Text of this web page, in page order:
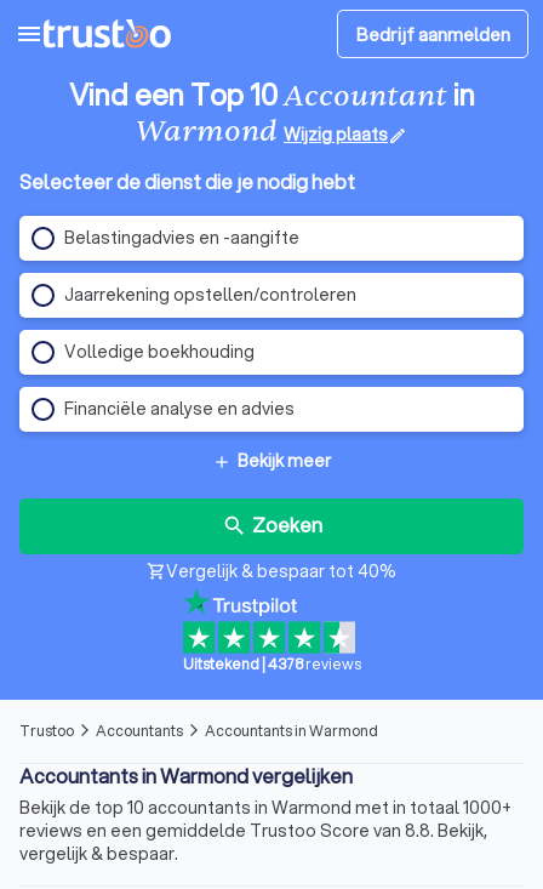
menu Bedrijf aanmelden
Vind een Top 10Accountantin
Warmond Wijzig plaatsedit
Selecteer de dienst die je nodig hebt
Belastingadvies en -aangifte
Jaarrekening opstellen/controleren
Volledige boekhouding
Financiële analyse en advies
add Bekijk meer
search Zoeken
shopping_cartVergelijk & bespaar tot 40%
Uitstekend| 4378 reviews
Trustoo arrow_forward_ios Accountants arrow_forward_ios Accountants in Warmond
Accountants in Warmond vergelijken
Bekijk de top 10 accountants in Warmond met in totaal 1000+
reviews en een gemiddelde Trustoo Score van 8.8. Bekijk,
vergelijk & bespaar.